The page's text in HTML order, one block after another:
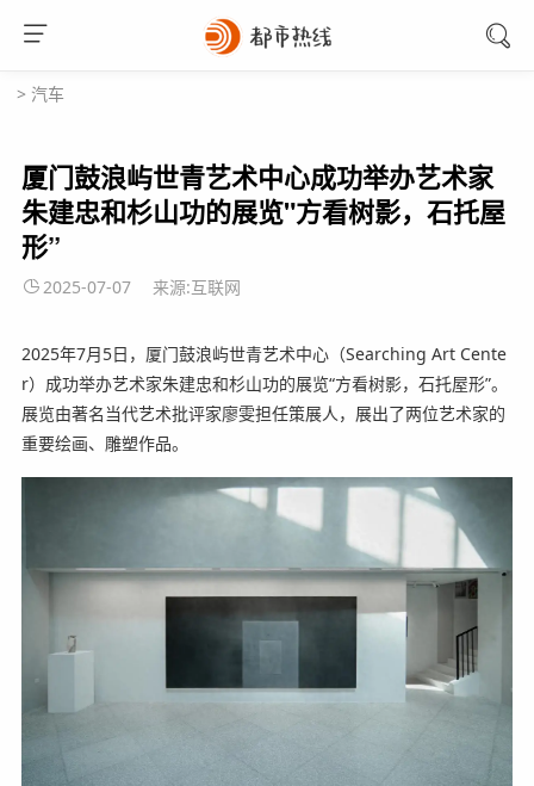
> 汽车
厦门鼓浪屿世青艺术中心成功举办艺术家
朱建忠和杉山功的展览"方看树影，石托屋
形”
2025-07-07 来源:互联网
2025年7月5日，厦门鼓浪屿世青艺术中心（Searching Art Cente
r）成功举办艺术家朱建忠和杉山功的展览“方看树影，石托屋形”。
展览由著名当代艺术批评家廖雯担任策展人，展出了两位艺术家的
重要绘画、雕塑作品。